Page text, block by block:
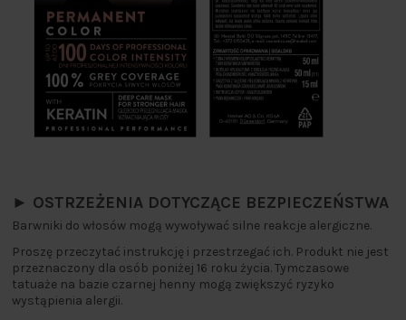
► OSTRZEŻENIA DOTYCZĄCE BEZPIECZEŃSTWA
Barwniki do włosów mogą wywoływać silne reakcje alergiczne.
Proszę przeczytać instrukcję i przestrzegać ich. Produkt nie jest
przeznaczony dla osób poniżej 16 roku życia. Tymczasowe
tatuaże na bazie czarnej henny mogą zwiększyć ryzyko
wystąpienia alergii.